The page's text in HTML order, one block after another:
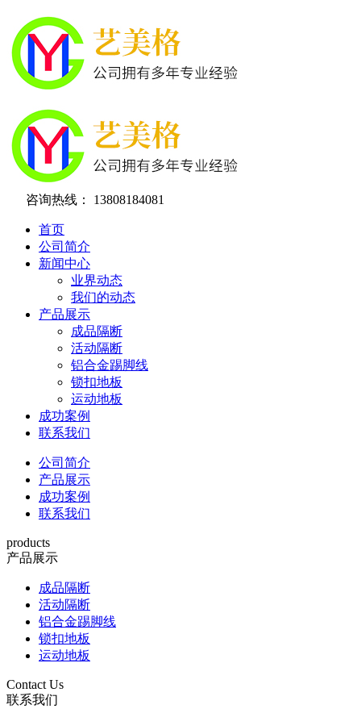
咨询热线： 13808184081
首页
公司简介
新闻中心
业界动态
我们的动态
产品展示
成品隔断
活动隔断
铝合金踢脚线
锁扣地板
运动地板
成功案例
联系我们
公司简介
产品展示
成功案例
联系我们
products
产品展示
成品隔断
活动隔断
铝合金踢脚线
锁扣地板
运动地板
Contact Us
联系我们